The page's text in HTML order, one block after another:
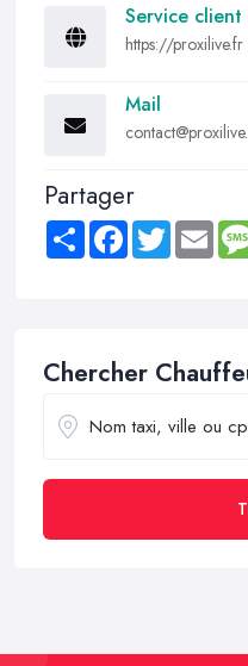
Service client
https://proxilive.fr
Mail
Partager
Share FacebookTwitter
Chercher